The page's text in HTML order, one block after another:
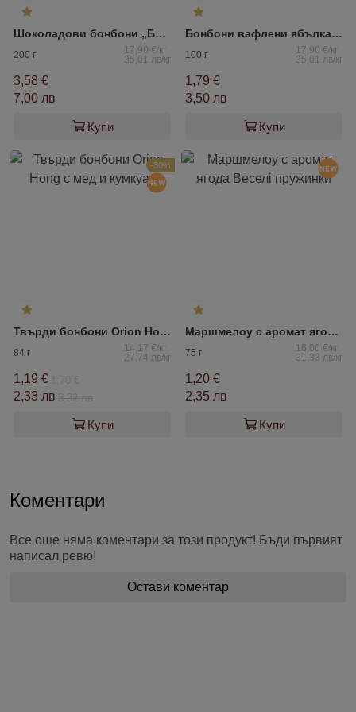
Шоколадови бонбони „Буревестник“
200 г
17,90 €/кг
35,01 лв/кг
3,58 €
7,00 лв
Купи
Бонбони вафлени ябълка ФЕМИЛИ ГАРДЕН
100 г
17,90 €/кг
35,01 лв/кг
1,79 €
3,50 лв
Купи
-30%
Твърди бонбони Orion Hong с мед и кумкуат
84 г
14,17 €/кг
27,74 лв/кг
1,19 €
2,33 лв
Купи
Маршмелоу с аромат ягода Веселі пружинки
75 г
16,00 €/кг
31,33 лв/кг
1,20 €
2,35 лв
Купи
Коментари
Все още няма коментари за този продукт! Бъди първият
написал ревю!
Остави коментар